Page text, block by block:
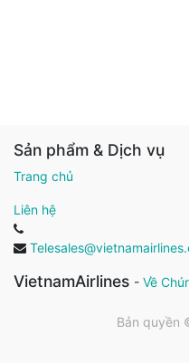
Sản phẩm & Dịch vụ
Trang chủ
Liên hệ
VietnamAirlines - Về
Bản quyền